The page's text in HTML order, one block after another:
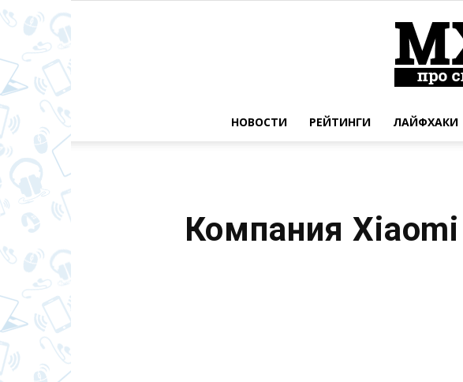
НОВОСТИ РЕЙТИНГИ ЛАЙФХАКИ
Компания